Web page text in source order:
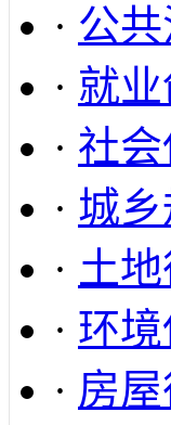
· 公
· 就
· 社
· 城乡
· 土
· 环
· 房